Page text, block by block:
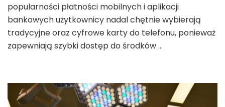
popularności płatności mobilnych i aplikacji
bankowych użytkownicy nadal chętnie wybierają
tradycyjne oraz cyfrowe karty do telefonu, ponieważ
zapewniają szybki dostęp do środków …